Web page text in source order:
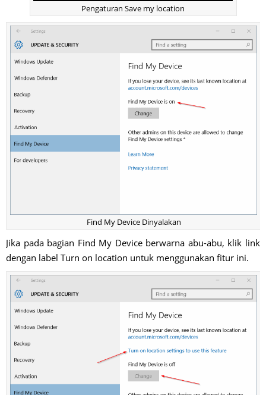
Pengaturan Save my location
Find My Device Dinyalakan
Jika pada bagian Find My Device berwarna abu-abu, klik link
dengan label Turn on location untuk menggunakan fitur ini.